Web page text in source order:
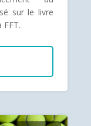
sur le livre
FFT.